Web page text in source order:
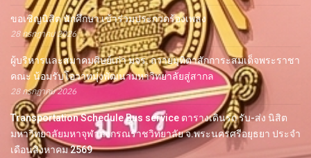
ขอเชิญนิสิต นักศึกษา เข้าร่วมประกวดร้องเพลง
28 กรกฎาคม 2026
ผู้บริหารและสมาคมศิษย์เก่า มจร. ถวายมุทิตาสักการะสมเด็จพระราชา
คณะ น้อมรับโอวาทมุ่งพัฒนามหาวิทยาลัยสู่สากล
28 กรกฎาคม 2026
Transportation Schedule Bus service ตารางเดินรถ รับ-ส่ง นิสิต
มหาวิทยาลัยมหาจุฬาลงกรณราชวิทยาลัย จ.พระนครศรีอยุธยา ประจำ
เดือนสิงหาคม 2569